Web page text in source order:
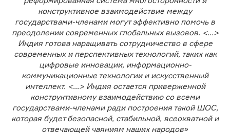
конструктивное взаимодействие между
государствами-членами могут эффективно помочь в
преодолении современных глобальных вызовов. <...>
Индия готова наращивать сотрудничество в сфере
современных и перспективных технологий, таких как
цифровые инновации, информационно-
коммуникационные технологии и искусственный
интеллект. <...> Индия остается приверженной
конструктивному взаимодействию со всеми
государствами-членами ради построения такой ШОС,
которая будет безопасной, стабильной, всеохватной и
отвечающей чаяниям наших народов»